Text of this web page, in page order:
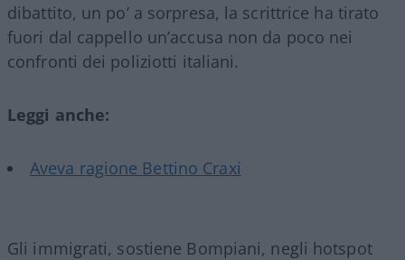
dibattito, un po’ a sorpresa, la scrittrice ha tirato
fuori dal cappello un’accusa non da poco nei
confronti dei poliziotti italiani.
Leggi anche:
Aveva ragione Bettino Craxi
Gli immigrati, sostiene Bompiani, negli hotspot